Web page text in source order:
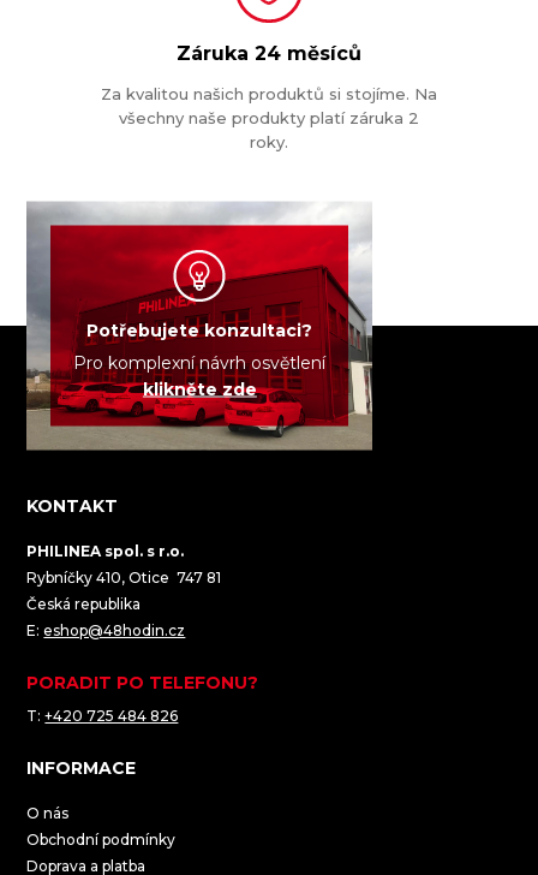
Záruka 24 měsíců
Za kvalitou našich produktů si stojíme. Na
všechny naše produkty platí záruka 2
roky.
Potřebujete konzultaci?
Pro komplexní návrh osvětlení
klikněte zde
KONTAKT
PHILINEA spol. s r.o.
Rybníčky 410, Otice 747 81
Česká republika
E:eshop@48hodin.cz
PORADIT PO TELEFONU?
T:+420 725 484 826
INFORMACE
O nás
Obchodní podmínky
Doprava a platba